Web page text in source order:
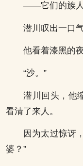
——它们的族人
潜川叹出一口气
他看着漆黑的
“沙。”
潜川回头，他
看清了来人。
因为太过惊讶
婆？”